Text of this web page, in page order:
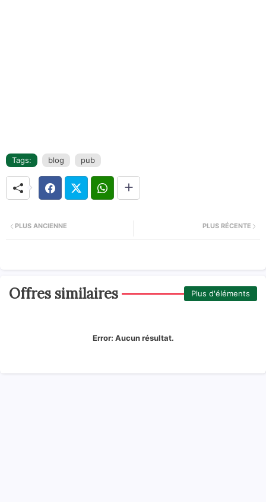
Tags: blog pub
PLUS RÉCENTE
PLUS ANCIENNE
Offres similaires Plus d'éléments
Error: Aucun résultat.